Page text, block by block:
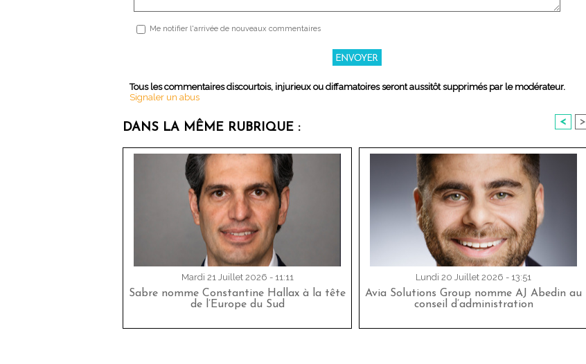
Me notifier l'arrivée de nouveaux commentaires
Tous les commentaires discourtois, injurieux ou diffamatoires seront aussitôt supprimés par le modérateur.
Signaler un abus
DANS LA MÊME RUBRIQUE : < >
Mardi 21 Juillet 2026 - 11:11
Sabre nomme Constantine Hallax à la tête
de l’Europe du Sud
Lundi 20 Juillet 2026 - 13:51
Avia Solutions Group nomme AJ Abedin au
conseil d’administration